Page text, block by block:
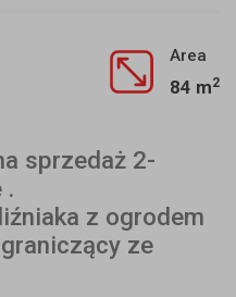
Area
84 m2
sprzedaż 2-
.
z ogrodem
ze